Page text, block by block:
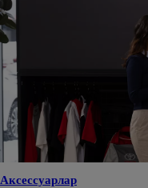
Аксессуарлар